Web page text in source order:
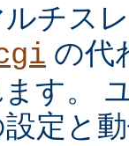
チス
の代
す。
設定と